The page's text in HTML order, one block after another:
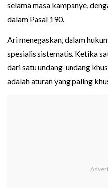
selama masa kampanye,
dalam Pasal 190.
Ari menegaskan, dalam
spesialis sistematis. Ketika
dari satu undang-undang
adalah aturan yang paling